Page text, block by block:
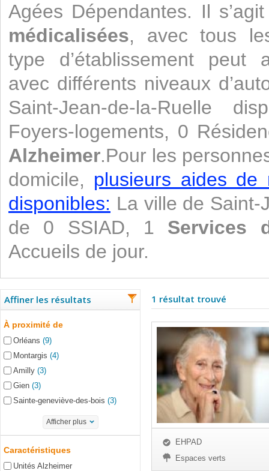
Agées Dépendantes. Il
médicalisées, avec tous
type d’établissement peut
avec différents niveaux
Saint-Jean-de-la-Ruelle
Foyers-logements, 0
Alzheimer.Pour les
domicile, plusieurs aides de
disponibles: La ville de Saint-
de 0 SSIAD, 1 Services
Accueils de jour.
Affiner les résultats
À proximité de
Orléans (9)
Montargis (4)
Amilly (3)
Gien (3)
Sainte-geneviève-des-bois (3)
Afficher plus
Caractéristiques
Unités Alzheimer
1 résultat trouvé
EHPAD
Espaces verts